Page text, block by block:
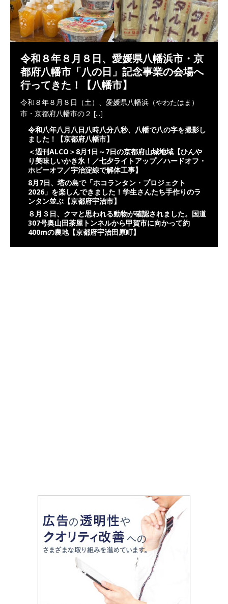
令和８年８月８日、愛媛県八幡浜市・京
都府八幡市「八の日」記念事業の会場へ
行ってきた！【八幡市】
令和８年８月８日（土）、愛媛県八幡浜（やわたはま）
市・京都府八幡市の２ [...]
令和八年八月八日八時八分八秒、八幡で八の字を撮影し
ました！【京都府八幡市】
＜週刊ALCO＞8月1日～7日の京都府山城地域【ひんや
り美味しいかき氷！／七夕ライトアップ／ハードオフ・
ホビーオフ／宇治淀線で解体工事】
8月7日、塔の島で「ホコランタン・プロジェクト
2026」を楽しんできました！学生さんたち手作りのラ
ンタン並ぶ【京都府宇治市】
８月３日、クマと思われる動物が確認されました。国道
307号奥山田茶屋トンネルから甲賀市に向かって約
400mの農地【京都府宇治田原町】